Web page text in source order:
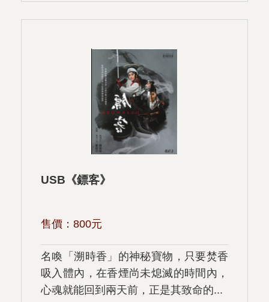
USB《鏢客》
售價： 800元
名喚「溯時香」的神秘寶物，只要焚香
吸入體內，在香煙尚未熄滅的時間內，
心魂就能回到兩天前，正是其致命的...